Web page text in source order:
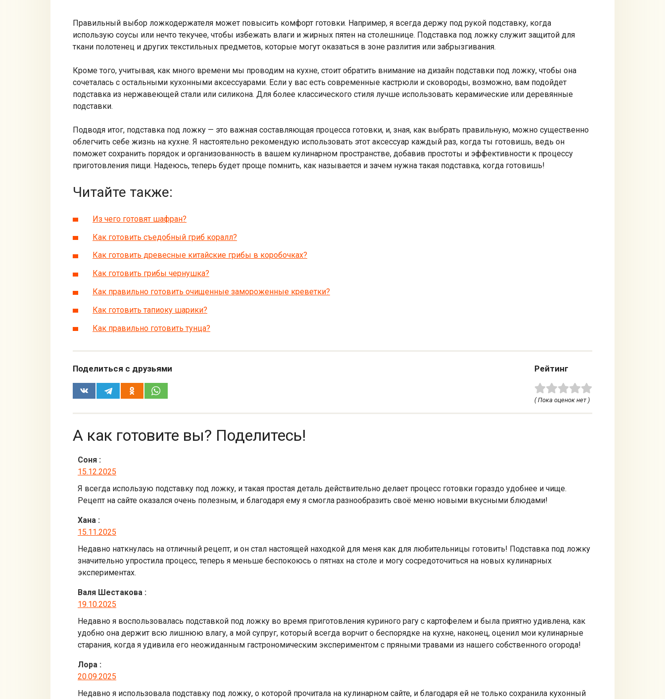
Правильный выбор ложкодержателя может повысить комфорт готовки. Например, я всегда держу под рукой подставку, когда
использую соусы или нечто текучее, чтобы избежать влаги и жирных пятен на столешнице. Подставка под ложку служит защитой для
ткани полотенец и других текстильных предметов, которые могут оказаться в зоне разлития или забрызгивания.
Кроме того, учитывая, как много времени мы проводим на кухне, стоит обратить внимание на дизайн подставки под ложку, чтобы она
сочеталась с остальными кухонными аксессуарами. Если у вас есть современные кастрюли и сковороды, возможно, вам подойдет
подставка из нержавеющей стали или силикона. Для более классического стиля лучше использовать керамические или деревянные
подставки.
Подводя итог, подставка под ложку — это важная составляющая процесса готовки, и, зная, как выбрать правильную, можно существенно
облегчить себе жизнь на кухне. Я настоятельно рекомендую использовать этот аксессуар каждый раз, когда ты готовишь, ведь он
поможет сохранить порядок и организованность в вашем кулинарном пространстве, добавив простоты и эффективности к процессу
приготовления пищи. Надеюсь, теперь будет проще помнить, как называется и зачем нужна такая подставка, когда готовишь!
Читайте также:
Из чего готовят шафран?
Как готовить съедобный гриб коралл?
Как готовить древесные китайские грибы в коробочках?
Как готовить грибы чернушка?
Как правильно готовить очищенные замороженные креветки?
Как готовить тапиоку шарики?
Как правильно готовить тунца?
Поделиться с друзьями Рейтинг
( Пока оценок нет )
А как готовите вы? Поделитесь!
Соня :
15.12.2025
Я всегда использую подставку под ложку, и такая простая деталь действительно делает процесс готовки гораздо удобнее и чище.
Рецепт на сайте оказался очень полезным, и благодаря ему я смогла разнообразить своё меню новыми вкусными блюдами!
Хана :
15.11.2025
Недавно наткнулась на отличный рецепт, и он стал настоящей находкой для меня как для любительницы готовить! Подставка под ложку
значительно упростила процесс, теперь я меньше беспокоюсь о пятнах на столе и могу сосредоточиться на новых кулинарных
экспериментах.
Валя Шестакова :
19.10.2025
Недавно я воспользовалась подставкой под ложку во время приготовления куриного рагу с картофелем и была приятно удивлена, как
удобно она держит всю лишнюю влагу, а мой супруг, который всегда ворчит о беспорядке на кухне, наконец, оценил мои кулинарные
старания, когда я удивила его неожиданным гастрономическим экспериментом с пряными травами из нашего собственного огорода!
Лора :
20.09.2025
Недавно я использовала подставку под ложку, о которой прочитала на кулинарном сайте, и благодаря ей не только сохранила кухонный